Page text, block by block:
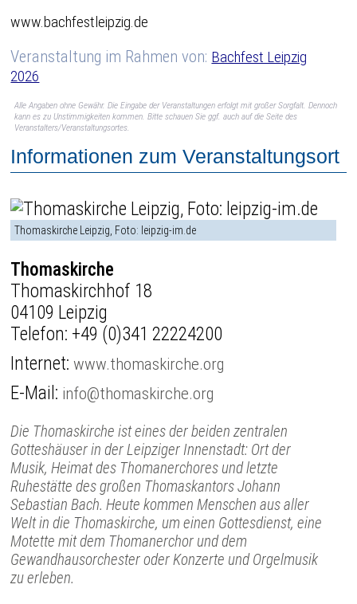
www.bachfestleipzig.de
Veranstaltung im Rahmen von: Bachfest Leipzig
2026
Alle Angaben ohne Gewähr. Die Eingabe der Veranstaltungen erfolgt mit großer Sorgfalt. Dennoch
kann es zu Unstimmigkeiten kommen. Bitte schauen Sie ggf. auch auf die Seite des
Veranstalters/Veranstaltungsortes.
Informationen zum Veranstaltungsort
Thomaskirche Leipzig, Foto: leipzig-im.de
Thomaskirche
Thomaskirchhof 18
04109 Leipzig
Telefon: +49 (0)341 22224200
Internet:www.thomaskirche.org
E-Mail: info@thomaskirche.org
Die Thomaskirche ist eines der beiden zentralen
Gotteshäuser in der Leipziger Innenstadt: Ort der
Musik, Heimat des Thomanerchores und letzte
Ruhestätte des großen Thomaskantors Johann
Sebastian Bach. Heute kommen Menschen aus aller
Welt in die Thomaskirche, um einen Gottesdienst, eine
Motette mit dem Thomanerchor und dem
Gewandhausorchester oder Konzerte und Orgelmusik
zu erleben.